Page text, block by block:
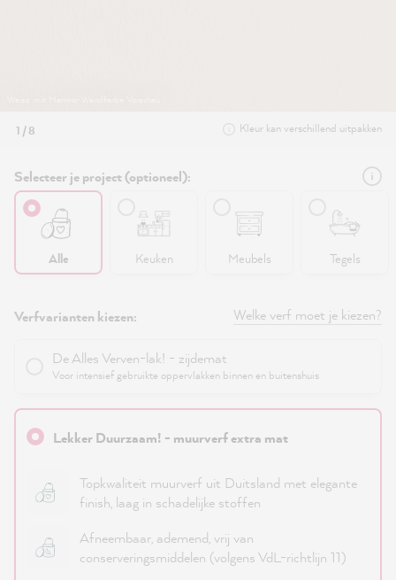
1 / 8 Kleur kan verschillend uitpakken
Selecteer je project (optioneel):
Alle Keuken Meubels Tegels
Verfvarianten kiezen: Welke verf moet je kiezen?
De Alles Verven-lak! - zijdemat
Voor intensief gebruikte oppervlakken binnen en buitenshuis
Lekker Duurzaam! - muurverf extra mat
Topkwaliteit muurverf uit Duitsland met elegante
finish, laag in schadelijke stoffen
Afneembaar, ademend, vrij van
conserveringsmiddelen (volgens VdL-richtlijn 11)